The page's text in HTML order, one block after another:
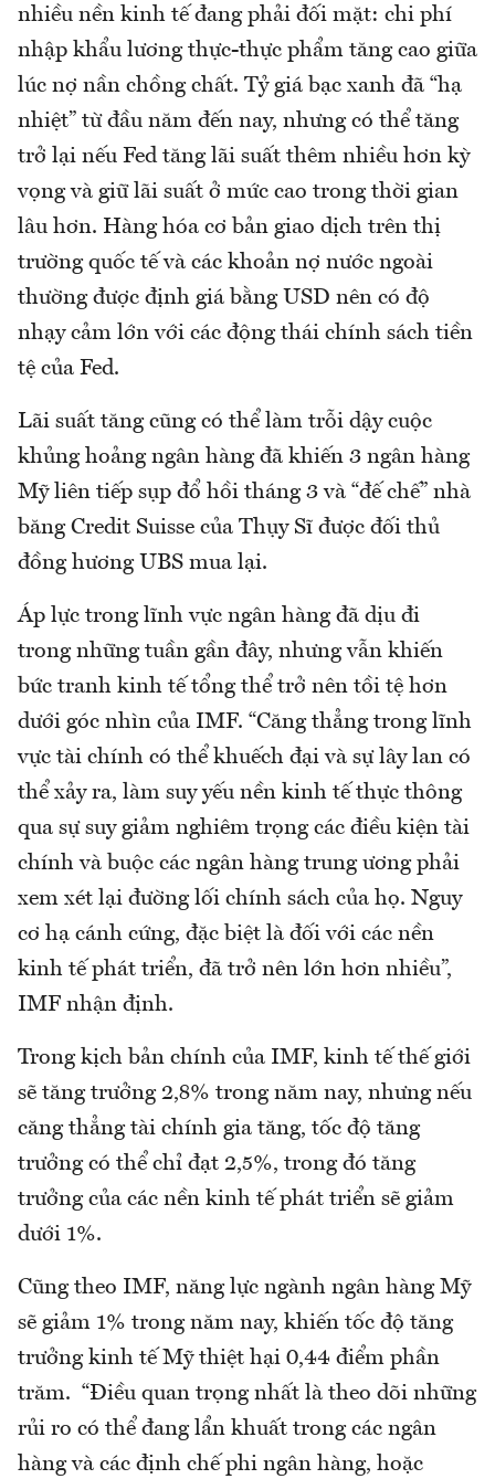
nhiều nền kinh tế đang phải đối mặt: chi phí
nhập khẩu lương thực-thực phẩm tăng cao giữa
lúc nợ nần chồng chất. Tỷ giá bạc xanh đã “hạ
nhiệt” từ đầu năm đến nay, nhưng có thể tăng
trở lại nếu Fed tăng lãi suất thêm nhiều hơn kỳ
vọng và giữ lãi suất ở mức cao trong thời gian
lâu hơn. Hàng hóa cơ bản giao dịch trên thị
trường quốc tế và các khoản nợ nước ngoài
thường được định giá bằng USD nên có độ
nhạy cảm lớn với các động thái chính sách tiền
tệ của Fed.
Lãi suất tăng cũng có thể làm trỗi dậy cuộc
khủng hoảng ngân hàng đã khiến 3 ngân hàng
Mỹ liên tiếp sụp đổ hồi tháng 3 và “đế chế” nhà
băng Credit Suisse của Thụy Sĩ được đối thủ
đồng hương UBS mua lại.
Áp lực trong lĩnh vực ngân hàng đã dịu đi
trong những tuần gần đây, nhưng vẫn khiến
bức tranh kinh tế tổng thể trở nên tồi tệ hơn
dưới góc nhìn của IMF. “Căng thẳng trong lĩnh
vực tài chính có thể khuếch đại và sự lây lan có
thể xảy ra, làm suy yếu nền kinh tế thực thông
qua sự suy giảm nghiêm trọng các điều kiện tài
chính và buộc các ngân hàng trung ương phải
xem xét lại đường lối chính sách của họ. Nguy
cơ hạ cánh cứng, đặc biệt là đối với các nền
kinh tế phát triển, đã trở nên lớn hơn nhiều”,
IMF nhận định.
Trong kịch bản chính của IMF, kinh tế thế giới
sẽ tăng trưởng 2,8% trong năm nay, nhưng nếu
căng thẳng tài chính gia tăng, tốc độ tăng
trưởng có thể chỉ đạt 2,5%, trong đó tăng
trưởng của các nền kinh tế phát triển sẽ giảm
dưới 1%.
Cũng theo IMF, năng lực ngành ngân hàng Mỹ
sẽ giảm 1% trong năm nay, khiến tốc độ tăng
trưởng kinh tế Mỹ thiệt hại 0,44 điểm phần
trăm. “Điều quan trọng nhất là theo dõi những
rủi ro có thể đang lẩn khuất trong các ngân
hàng và các định chế phi ngân hàng, hoặc